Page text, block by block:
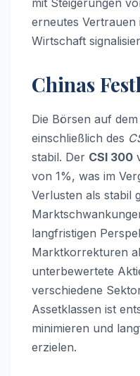
erneutes Vertrauen
Wirtschaft
Chinas
Die Börsen auf
einschließlich des
stabil. Der CSI 300
von 1%, was im
Verlusten als stabil
langfristigen
Marktkorrekturen
unterbewertete
verschiedene
Assetklassen ist
minimieren und
erzielen.